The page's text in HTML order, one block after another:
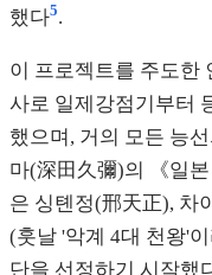
했다5.
이 프로젝트를 주도한
사로 일제강점기부터
했으며, 거의 모든 능
마(深田久彌)의 《일
은 싱톈정(邢天正), 차
(훗날 '악계 4대 천왕'
단을 선정하기 시작했